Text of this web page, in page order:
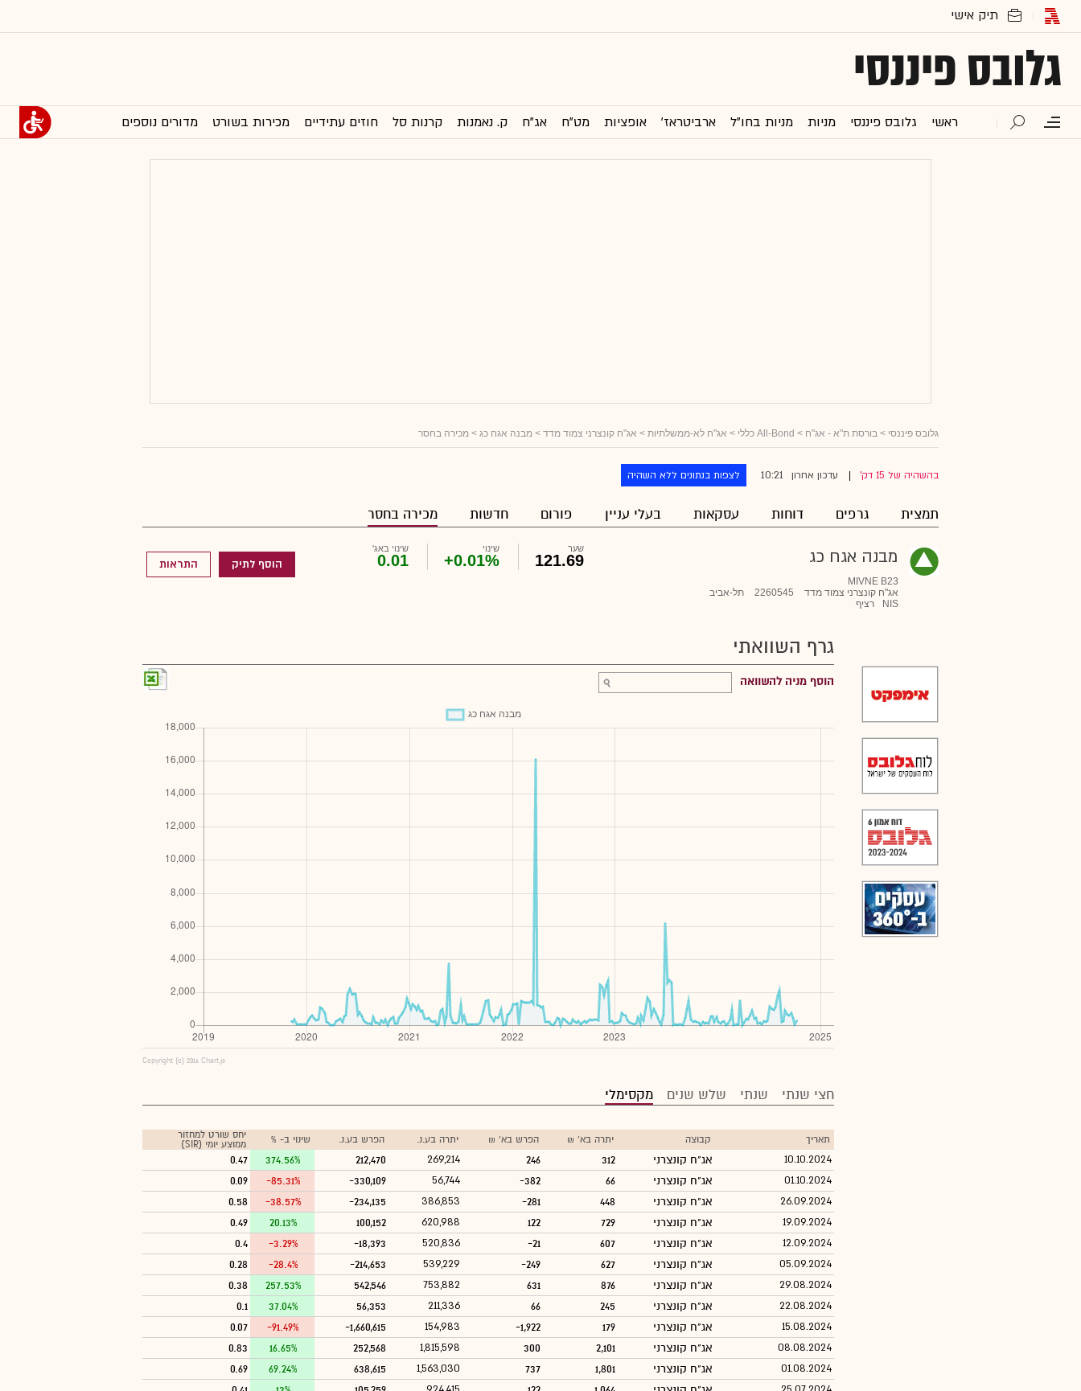
גלובס פיננסי
ראשי גלובס פיננסי מניות מניות בחו"ל ארביטראז' אופציות מט"ח אג"ח ק. נאמנות קרנות סל חוזים עתידיים מכירות בשורט מדורים נוספים
גלובס פיננסי > בורסת ת"א - אג"ח > All-Bond כללי > אג"ח לא-ממשלתיות > אג"ח קונצרני צמוד מדד > מבנה אגח כג > מכירה בחסר
בהשהיה של 15 דק' עדכון אחרון 10:21 לצפות בנתונים ללא השהיה
תמצית גרפים דוחות עסקאות בעלי עניין פורום חדשות מכירה בחסר
מבנה אגח כג
MIVNE B23
אג"ח קונצרני צמוד מדד
2260545
תל-אביב
NIS
רציף
שער
121.69
שינוי
+0.01%
שינוי באג'
0.01 הוסף לתיק התראות
גרף השוואתי
הוסף מניה להשוואה
Copyright (c) 2016 Chart.js
חצי שנתי שנתי שלש שנים מקסימלי
תאריך קבוצה יתרה בא' ₪ הפרש בא' ₪ יתרה בע.נ. הפרש בע.נ. שינוי ב- %
יחס שורט למחזור
ממוצע יומי (SIR)
10.10.2024 אג"ח קונצרני 312
246
269,214
212,470
374.56%
0.47
01.10.2024 אג"ח קונצרני 66
-382
56,744
-330,109
-85.31%
0.09
26.09.2024 אג"ח קונצרני 448
-281
386,853
-234,135
-38.57%
0.58
19.09.2024 אג"ח קונצרני 729
122
620,988
100,152
20.13%
0.49
12.09.2024 אג"ח קונצרני 607
-21
520,836
-18,393
-3.29%
0.4
05.09.2024 אג"ח קונצרני 627
-249
539,229
-214,653
-28.4%
0.28
29.08.2024 אג"ח קונצרני 876
631
753,882
542,546
257.53%
0.38
22.08.2024 אג"ח קונצרני 245
66
211,336
56,353
37.04%
0.1
15.08.2024 אג"ח קונצרני 179
-1,922
154,983
-1,660,615
-91.49%
0.07
08.08.2024 אג"ח קונצרני 2,101
300
1,815,598
252,568
16.65%
0.83
01.08.2024 אג"ח קונצרני 1,801
737
1,563,030
638,615
69.24%
0.69